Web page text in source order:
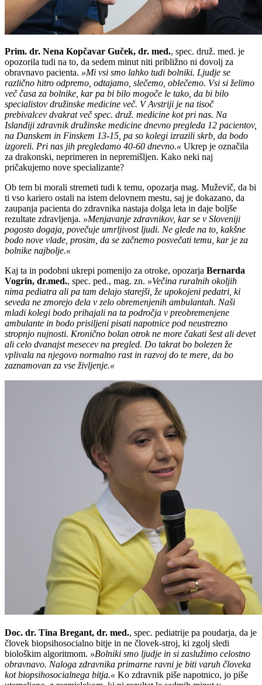
Prim. dr. Nena Kopčavar Guček, dr. med., spec. druž. med. je
opozorila tudi na to, da sedem minut niti približno ni dovolj za
obravnavo pacienta. »Mi vsi smo lahko tudi bolniki. Ljudje se
različno hitro odpremo, odtajamo, slečemo, oblečemo. Vsi si želimo
več časa za bolnike, kar pa bi bilo mogoče le tako, da bi bilo
specialistov družinske medicine več. V Avstriji je na tisoč
prebivalcev dvakrat več spec. druž. medicine kot pri nas. Na
Islandiji zdravnik družinske medicine dnevno pregleda 12 pacientov,
na Danskem in Finskem 13-15, pa so kolegi izrazili skrb, da bodo
izgoreli. Pri nas jih pregledamo 40-60 dnevno.« Ukrep je označila
za drakonski, neprimeren in nepremišljen. Kako neki naj
pričakujemo nove specializante?
Ob tem bi morali stremeti tudi k temu, opozarja mag. Muževič, da bi
ti vso kariero ostali na istem delovnem mestu, saj je dokazano, da
zaupanja pacienta do zdravnika nastaja dolga leta in daje boljše
rezultate zdravljenja. »Menjavanje zdravnikov, kar se v Sloveniji
pogosto dogaja, povečuje umrljivost ljudi. Ne glede na to, kakšne
bodo nove vlade, prosim, da se začnemo posvečati temu, kar je za
bolnike najbolje.«
Kaj ta in podobni ukrepi pomenijo za otroke, opozarja Bernarda
Vogrin, dr.med., spec. ped., mag. zn. »Večina ruralnih okoljih
nima pediatra ali pa tam delajo starejši, že upokojeni pedatri, ki
seveda ne zmorejo dela v zelo obremenjenih ambulantah. Naši
mladi kolegi bodo prihajali na ta področja v preobremenjene
ambulante in bodo prisiljeni pisati napotnice pod neustrezno
stropnjo nujnosti. Kronično bolan otrok ne more čakati šest ali devet
ali celo dvanajst mesecev na pregled. Do takrat bo bolezen že
vplivala na njegovo normalno rast in razvoj do te mere, da bo
zaznamovan za vse življenje.«
Doc. dr. Tina Bregant, dr. med., spec. pediatrije pa poudarja, da je
človek biopsihosocialno bitje in ne človek-stroj, ki zgolj sledi
biološkim algoritmom. »Bolniki smo ljudje in si zaslužimo celostno
obravnavo. Naloga zdravnika primarne ravni je biti varuh človeka
kot biopsihosocialnega bitja.« Ko zdravnik piše napotnico, jo piše